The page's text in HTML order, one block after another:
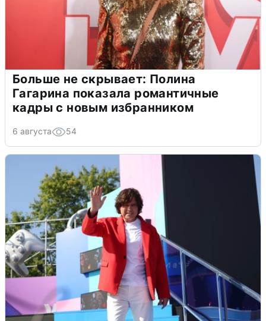
Больше не скрывает: Полина
Гагарина показала романтичные
кадры с новым избранником
6 августа 54